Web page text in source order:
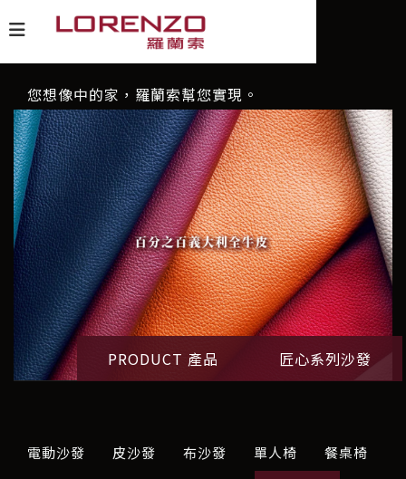
您想像中的家，羅蘭索幫您實現。
PRODUCT 產品 匠心系列沙發
電動沙發 皮沙發 布沙發 單人椅
餐桌椅